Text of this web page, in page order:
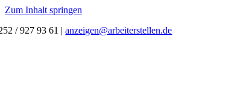
Zum Inhalt springen
/ 927 93 61 |anzeigen@arbeiterstellen.de